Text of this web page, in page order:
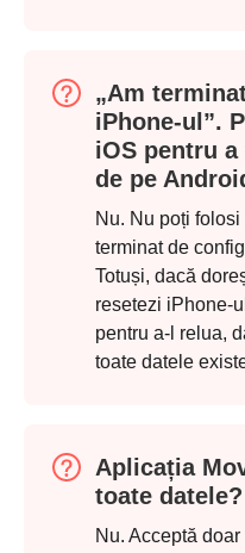
„Am
iPhone-ul”.
iOS pentru
de pe
Nu. Nu poți
terminat de
Totuși, dacă
resetezi iPhone-
pentru a-l relua,
toate datele
Aplicația
toate datele?
Nu. Acceptă